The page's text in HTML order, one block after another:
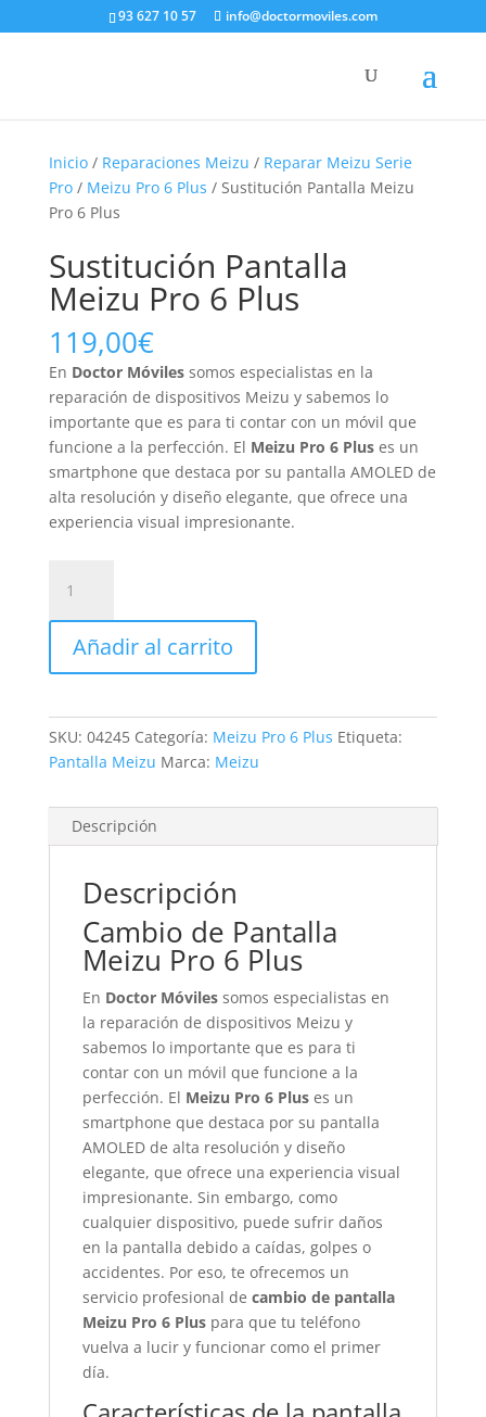
93 627 10 57 info@doctormoviles.com
Inicio/ Reparaciones Meizu / Reparar Meizu Serie
Pro/ Meizu Pro 6 Plus / Sustitución Pantalla Meizu
Pro 6 Plus
Sustitución Pantalla
Meizu Pro 6 Plus
119,00€
En Doctor Móvilessomos especialistas en la
reparación de dispositivos Meizu y sabemos lo
importante que es para ti contar con un móvil que
funcione a la perfección. El Meizu Pro 6 Pluses un
smartphone que destaca por su pantalla AMOLED de
alta resolución y diseño elegante, que ofrece una
experiencia visual impresionante.
Pantalla
Meizu
6
cantidad
Añadir al carrito
SKU: 04245 Categoría: Meizu Pro 6 Plus Etiqueta:
Pantalla Meizu Marca: Meizu
Descripción
Descripción
Cambio de Pantalla
Meizu Pro 6 Plus
En Doctor Móvilessomos especialistas en
la reparación de dispositivos Meizu y
sabemos lo importante que es para ti
contar con un móvil que funcione a la
perfección. El Meizu Pro 6 Pluses un
smartphone que destaca por su pantalla
AMOLED de alta resolución y diseño
elegante, que ofrece una experiencia visual
impresionante. Sin embargo, como
cualquier dispositivo, puede sufrir daños
en la pantalla debido a caídas, golpes o
accidentes. Por eso, te ofrecemos un
servicio profesional de cambio de pantalla
Meizu Pro 6 Pluspara que tu teléfono
vuelva a lucir y funcionar como el primer
día.